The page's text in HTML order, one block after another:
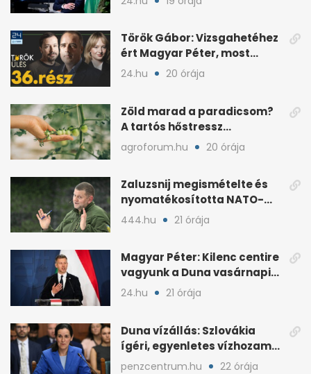
Török Gábor: Vizsgahetéhez
ért Magyar Péter, most
minden róla szól
24.hu 20 órája
Zöld marad a paradicsom?
A tartós hőstressz
késleltetheti az érést
agroforum.hu 20 órája
Zaluzsnij megismételte és
nyomatékosította NATO-
kritikáját
444.hu 21 órája
Magyar Péter: Kilenc centire
vagyunk a Duna vasárnapi
mélypontjától
24.hu 21 órája
Duna vízállás: Szlovákia
ígéri, egyenletes vízhozam
jön Magyarországra
penzcentrum.hu 22 órája